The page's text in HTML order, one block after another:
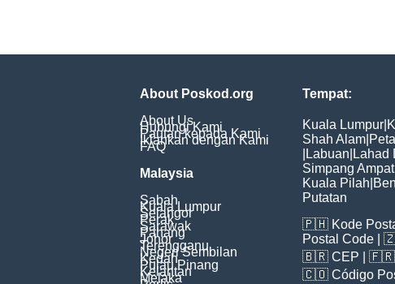
About Poskod.org
About Us
Hubungi Kami
Pautan kepada Kami
Iklankan dengan Kami
FAQ
Malaysia
Sabah
Kuala Lumpur
Selangor
Perak
Sarawak
Pahang
Johor
Terengganu
Negeri Sembilan
Kedah
Pulau Pinang
Kelantan
Melaka
Tempat:
Kuala Lumpur
Shah Alam
Labuan Lahad
Simpang Ampat|
Kuala Pilah
Putatan
🇵🇭 Kode
Postal Code |
🇧🇷 CEP | 🇫🇷
🇨🇴 Código